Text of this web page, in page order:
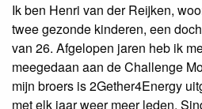
Ik ben Henri van der Reijken,
twee gezonde kinderen, een
van 26. Afgelopen jaren heb ik
meegedaan aan de Challenge
mijn broers is 2Gether4Energy
met elk jaar weer meer leden.